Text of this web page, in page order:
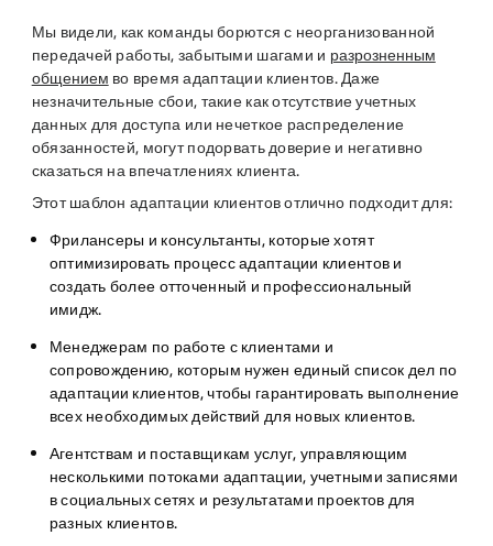
Мы видели, как команды борются с неорганизованной
передачей работы, забытыми шагами и разрозненным
общением во время адаптации клиентов. Даже
незначительные сбои, такие как отсутствие учетных
данных для доступа или нечеткое распределение
обязанностей, могут подорвать доверие и негативно
сказаться на впечатлениях клиента.
Этот шаблон адаптации клиентов отлично подходит для:
Фрилансеры и консультанты, которые хотят
оптимизировать процесс адаптации клиентов и
создать более отточенный и профессиональный
имидж.
Менеджерам по работе с клиентами и
сопровождению, которым нужен единый список дел по
адаптации клиентов, чтобы гарантировать выполнение
всех необходимых действий для новых клиентов.
Агентствам и поставщикам услуг, управляющим
несколькими потоками адаптации, учетными записями
в социальных сетях и результатами проектов для
разных клиентов.